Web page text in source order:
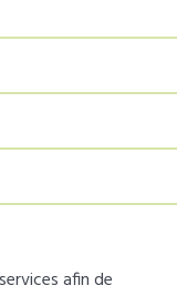
afin de